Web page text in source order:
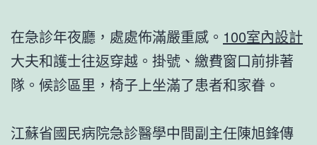
在急診年夜廳，處處佈滿嚴重感。 100室內設計
大夫和護士往返穿越。掛號、繳費窗口前排著
隊。候診區里，椅子上坐滿了患者和家眷。
江蘇省國民病院急診醫學中間副主任陳旭鋒傳